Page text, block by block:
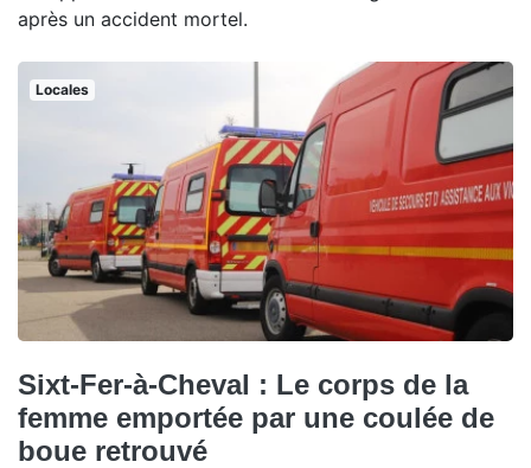
après un accident mortel.
Locales
Sixt-Fer-à-Cheval : Le corps de la
femme emportée par une coulée de
boue retrouvé